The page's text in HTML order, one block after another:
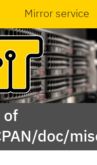
Mirror service
of
doc/